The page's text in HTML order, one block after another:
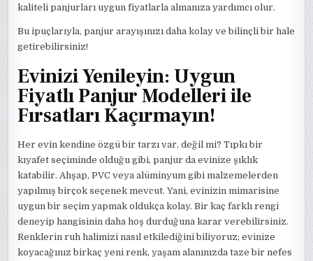
kaliteli panjurları uygun fiyatlarla almanıza yardımcı olur.
Bu ipuçlarıyla, panjur arayışınızı daha kolay ve bilinçli bir hale
getirebilirsiniz!
Evinizi Yenileyin: Uygun
Fiyatlı Panjur Modelleri ile
Fırsatları Kaçırmayın!
Her evin kendine özgü bir tarzı var, değil mi? Tıpkı bir
kıyafet seçiminde olduğu gibi, panjur da evinize şıklık
katabilir. Ahşap, PVC veya alüminyum gibi malzemelerden
yapılmış birçok seçenek mevcut. Yani, evinizin mimarisine
uygun bir seçim yapmak oldukça kolay. Bir kaç farklı rengi
deneyip hangisinin daha hoş durduğuna karar verebilirsiniz.
Renklerin ruh halimizi nasıl etkilediğini biliyoruz; evinize
koyacağınız birkaç yeni renk, yaşam alanınızda taze bir nefes